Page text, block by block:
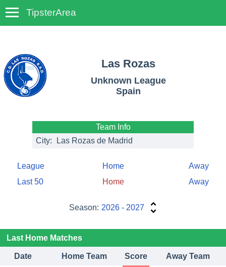
TipsterArea
Las Rozas
Unknown League
Spain
Team Info
City:
Las Rozas de Madrid
League Home
Away
Last 50
Home Away
Season: 2026 - 2027
Last Home Matches
Date Home Team Score Away Team